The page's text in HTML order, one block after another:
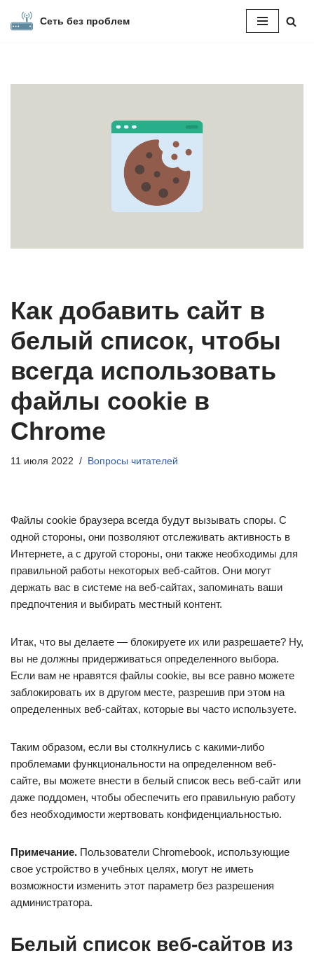
Сеть без проблем
Как добавить сайт в
белый список, чтобы
всегда использовать
файлы cookie в
Chrome
11 июля 2022 Вопросы читателей
Файлы cookie браузера всегда будут вызывать споры. С
одной стороны, они позволяют отслеживать активность в
Интернете, а с другой стороны, они также необходимы для
правильной работы некоторых веб-сайтов. Они могут
держать вас в системе на веб-сайтах, запоминать ваши
предпочтения и выбирать местный контент.
Итак, что вы делаете — блокируете их или разрешаете? Ну,
вы не должны придерживаться определенного выбора.
Если вам не нравятся файлы cookie, вы все равно можете
заблокировать их в другом месте, разрешив при этом на
определенных веб-сайтах, которые вы часто используете.
Таким образом, если вы столкнулись с какими-либо
проблемами функциональности на определенном веб-
сайте, вы можете внести в белый список весь веб-сайт или
даже поддомен, чтобы обеспечить его правильную работу
без необходимости жертвовать конфиденциальностью.
Примечание. Пользователи Chromebook, использующие
свое устройство в учебных целях, могут не иметь
возможности изменить этот параметр без разрешения
администратора.
Белый список веб-сайтов из